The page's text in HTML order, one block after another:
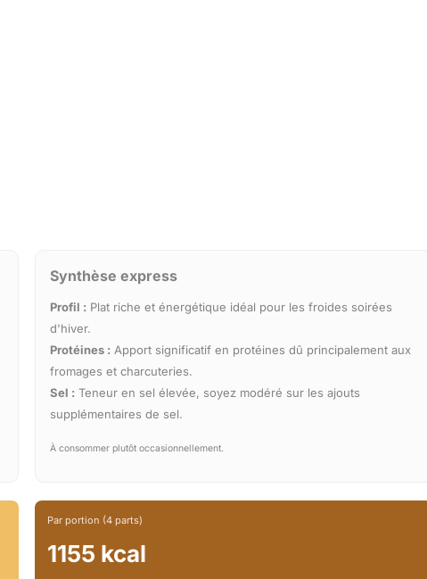
Synthèse express
Profil : Plat riche et énergétique idéal pour les froides soirées
d'hiver.
Protéines : Apport significatif en protéines dû principalement aux
fromages et charcuteries.
Sel : Teneur en sel élevée, soyez modéré sur les ajouts
supplémentaires de sel.
À consommer plutôt occasionnellement.
Par portion (4 parts)
1155 kcal